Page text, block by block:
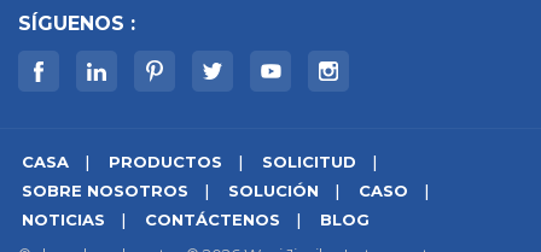
SÍGUENOS :
CASA PRODUCTOS
SOLICITUD
SOBRE NOSOTROS
SOLUCIÓN
CASO
NOTICIAS
CONTÁCTENOS
BLOG